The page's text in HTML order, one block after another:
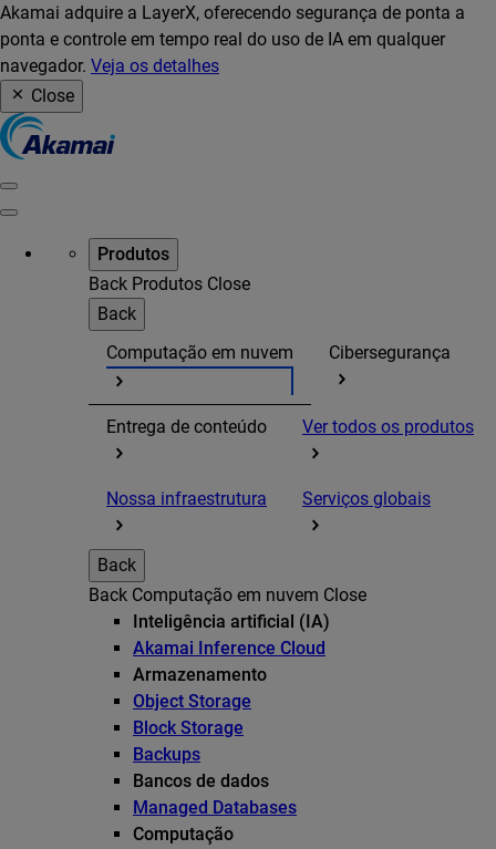
Akamai adquire a LayerX, oferecendo segurança de ponta a
ponta e controle em tempo real do uso de IA em qualquer
navegador. Veja os detalhes
Close
Produtos
Back Produtos Close
Back
Computação em nuvem
Cibersegurança
Entrega de conteúdo Ver todos os produtos
Nossa infraestrutura Serviços globais
Back
Back Computação em nuvem Close
Inteligência artificial (IA)
Akamai Inference Cloud
Armazenamento
Object Storage
Block Storage
Backups
Bancos de dados
Managed Databases
Computação